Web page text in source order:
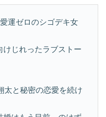
運ゼロのシゴデキ女
けじれったラブストー
太と秘密の恋愛を続け